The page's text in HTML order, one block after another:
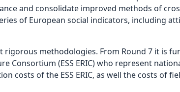
and consolidate improved methods of
of European social indicators, including
methodologies. From Round 7 it is
Consortium (ESS ERIC) who represent
costs of the ESS ERIC, as well the costs of